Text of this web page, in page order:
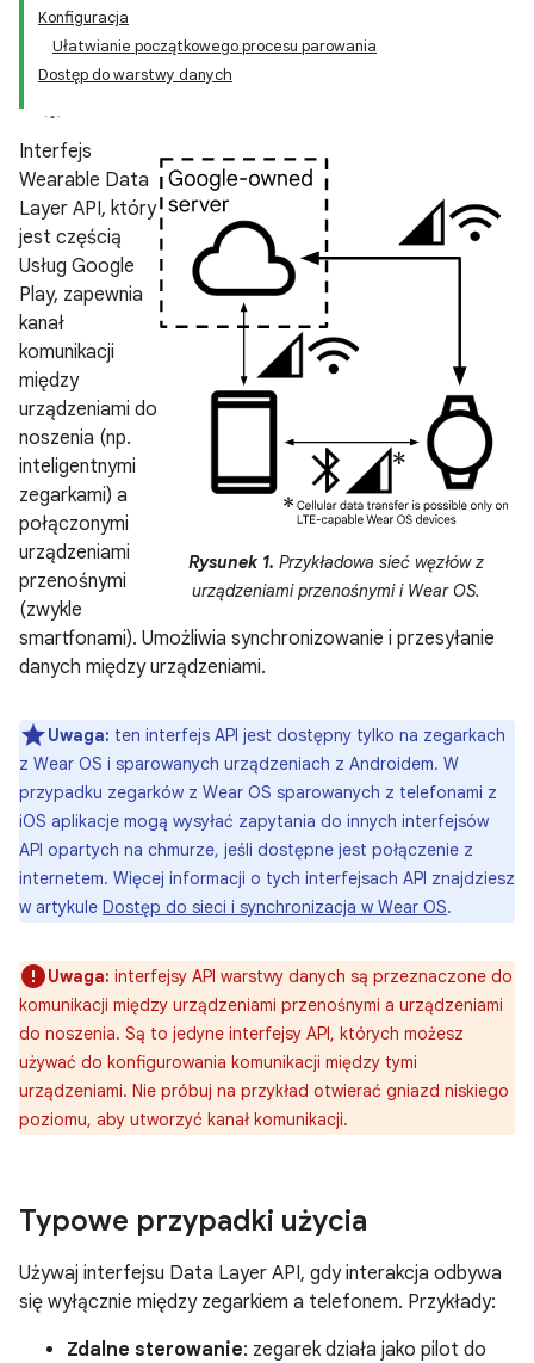
Konfiguracja
Ułatwianie początkowego procesu parowania
Dostęp do warstwy danych
Rysunek 1. Przykładowa sieć węzłów z
urządzeniami przenośnymi i Wear OS.
Interfejs
Wearable Data
Layer API, który
jest częścią
Usług Google
Play, zapewnia
kanał
komunikacji
między
urządzeniami do
noszenia (np.
inteligentnymi
zegarkami) a
połączonymi
urządzeniami
przenośnymi
(zwykle
smartfonami). Umożliwia synchronizowanie i przesyłanie
danych między urządzeniami.
Uwaga: ten interfejs API jest dostępny tylko na zegarkach
z Wear OS i sparowanych urządzeniach z Androidem. W
przypadku zegarków z Wear OS sparowanych z telefonami z
iOS aplikacje mogą wysyłać zapytania do innych interfejsów
API opartych na chmurze, jeśli dostępne jest połączenie z
internetem. Więcej informacji o tych interfejsach API znajdziesz
w artykule Dostęp do sieci i synchronizacja w Wear OS.
Uwaga: interfejsy API warstwy danych są przeznaczone do
komunikacji między urządzeniami przenośnymi a urządzeniami
do noszenia. Są to jedyne interfejsy API, których możesz
używać do konfigurowania komunikacji między tymi
urządzeniami. Nie próbuj na przykład otwierać gniazd niskiego
poziomu, aby utworzyć kanał komunikacji.
Typowe przypadki użycia
Używaj interfejsu Data Layer API, gdy interakcja odbywa
się wyłącznie między zegarkiem a telefonem. Przykłady:
Zdalne sterowanie: zegarek działa jako pilot do